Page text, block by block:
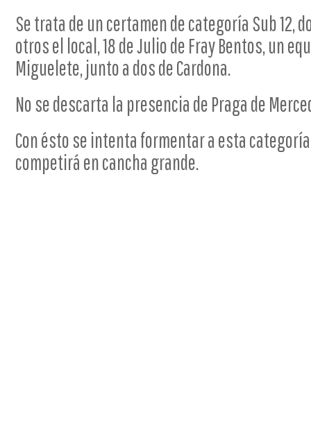
Se trata de un certamen de categoría Sub 12,
otros el local, 18 de Julio de Fray Bentos, un
Miguelete, junto a dos de Cardona.
No se descarta la presencia de Praga de
Con ésto se intenta formentar a esta
competirá en cancha grande.